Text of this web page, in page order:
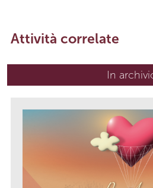
Attività correlate
In